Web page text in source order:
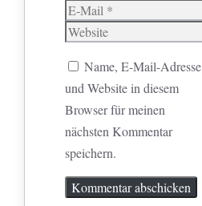
E-
Mail
Website
Name, E-Mail-Adresse
und Website in diesem
Browser für meinen
nächsten Kommentar
speichern.